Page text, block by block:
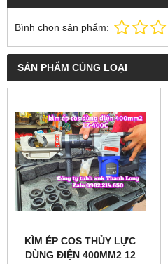
Bình chọn sản phẩm:
SẢN PHẨM CÙNG LOẠI
KÌM ÉP COS THỦY LỰC
DÙNG ĐIỆN 400MM2 12